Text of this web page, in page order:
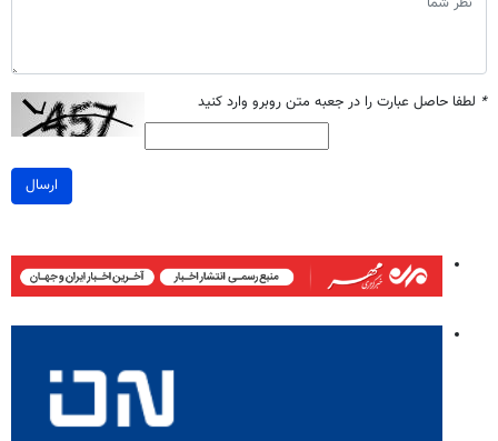
* لطفا حاصل عبارت را در جعبه متن روبرو وارد کنید
ارسال